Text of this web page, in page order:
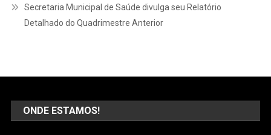
Secretaria Municipal de Saúde divulga seu Relatório
Detalhado do Quadrimestre Anterior
ONDE ESTAMOS!